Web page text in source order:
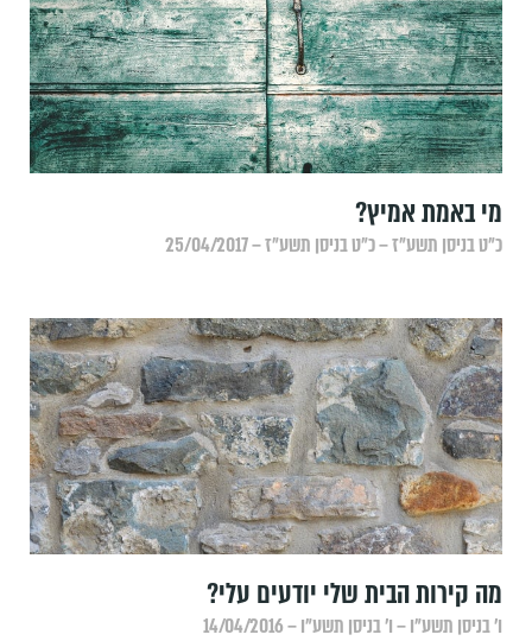
מי באמת אמיץ?
כ״ט בניסן תשע״ז – כ״ט בניסן תשע״ז – 25/04/2017
מה קירות הבית שלי יודעים עלי?
ו׳ בניסן תשע״ו – ו׳ בניסן תשע״ו – 14/04/2016